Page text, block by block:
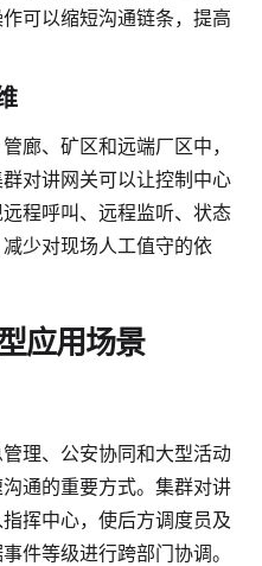
可以缩短沟通链条，提高
廊、矿区和远端厂区中，
对讲网关可以让控制中心
程呼叫、远程监听、状态
少对现场人工值守的依
应用场景
理、公安协同和大型活动
通的重要方式。集群对讲
挥中心，使后方调度员及
件等级进行跨部门协调。